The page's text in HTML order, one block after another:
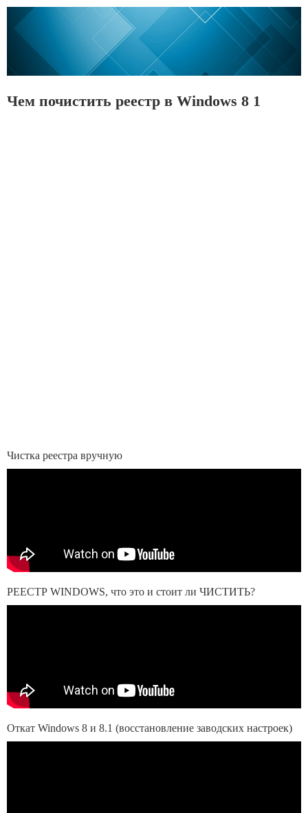
Чем почистить реестр в Windows 8 1
Чистка реестра вручную
РЕЕСТР WINDOWS, что это и стоит ли ЧИСТИТЬ?
Откат Windows 8 и 8.1 (восстановление заводских настроек)